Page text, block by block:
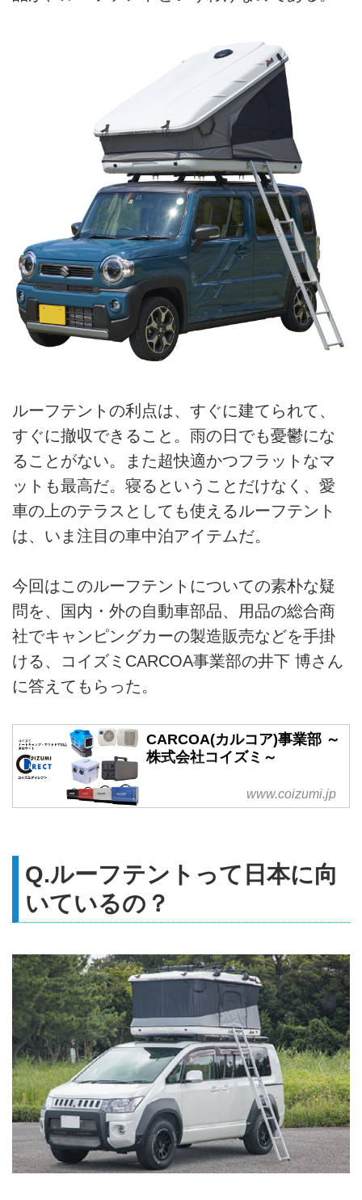
ルーフテントの利点は、すぐに建てられて、
すぐに撤収できること。雨の日でも憂鬱にな
ることがない。また超快適かつフラットなマ
ットも最高だ。寝るということだけなく、愛
車の上のテラスとしても使えるルーフテント
は、いま注目の車中泊アイテムだ。
今回はこのルーフテントについての素朴な疑
問を、国内・外の自動車部品、用品の総合商
社でキャンピングカーの製造販売などを手掛
ける、コイズミCARCOA事業部の井下 博さん
に答えてもらった。
CARCOA(カルコア)事業部 ～
株式会社コイズミ～
www.coizumi.jp
Q.ルーフテントって日本に向
いているの？